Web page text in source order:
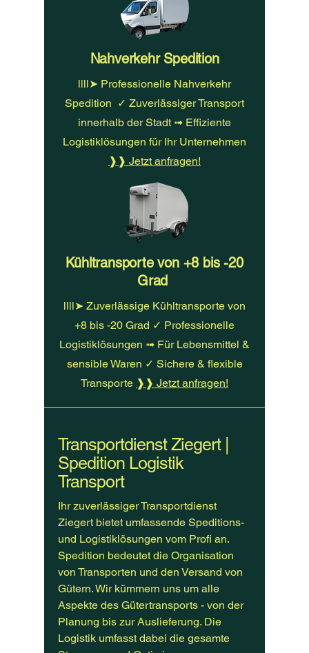
Nahverkehr Spedition
llll➤ Professionelle Nahverkehr
Spedition ✓ Zuverlässiger Transport
innerhalb der Stadt ➟ Effiziente
Logistiklösungen für Ihr Unternehmen
❱❱ Jetzt anfragen!
Kühltransporte von +8 bis -20
Grad
llll➤ Zuverlässige Kühltransporte von
+8 bis -20 Grad ✓ Professionelle
Logistiklösungen ➟ Für Lebensmittel &
sensible Waren ✓ Sichere & flexible
Transporte ❱❱ Jetzt anfragen!
Transportdienst Ziegert |
Spedition Logistik
Transport
Ihr zuverlässiger Transportdienst
Ziegert bietet umfassende Speditions-
und Logistiklösungen vom Profi an.
Spedition bedeutet die Organisation
von Transporten und den Versand von
Gütern. Wir kümmern uns um alle
Aspekte des Gütertransports - von der
Planung bis zur Auslieferung. Die
Logistik umfasst dabei die gesamte